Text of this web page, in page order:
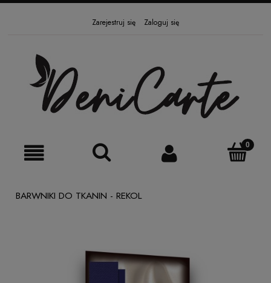
Zarejestruj się Zaloguj się
BARWNIKI DO TKANIN - REKOL